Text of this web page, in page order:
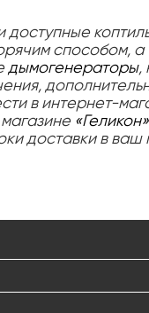
доступные
способом, а
дымогенераторы,
в интернет-
доставки в ваш